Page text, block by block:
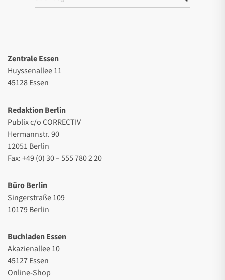
Zentrale Essen
Huyssenallee 11
45128 Essen
Redaktion Berlin
Publix c/o CORRECTIV
Hermannstr. 90
12051 Berlin
Fax: +49 (0) 30 – 555 780 2 20
Büro Berlin
Singerstraße 109
10179 Berlin
Buchladen Essen
Akazienallee 10
45127 Essen
Online-Shop